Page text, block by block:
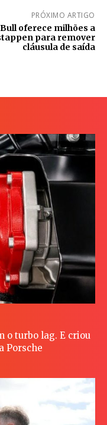
PRÓXIMO ARTIGO
Bull oferece milhões a
para remover
cláusula de saída
o turbo lag. E criou
Porsche